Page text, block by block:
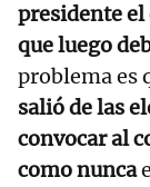
presidente
que luego
problema es
salió de las
convocar al
como nunca